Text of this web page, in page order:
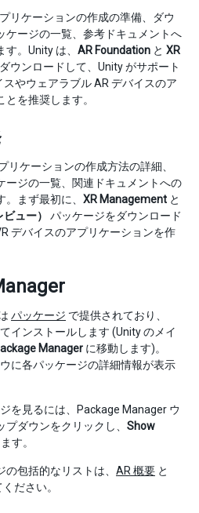
リケーションの作成の準備、ダウ
ケージの一覧、参考ドキュメントへ
。Unity は、 AR Foundation と XR
ウンロードして、Unity がサポート
やウェアラブル AR デバイスのア
を推奨します。
リケーションの作成方法の詳細、
ージの一覧、関連ドキュメントへの
まず最初に、 XR Management と
ビュー）
パッケージをダウンロード
デバイスのアプリケーションを作
パッケージ で提供されており、
インストールします (Unity のメイ
Manager に移動します)。
に各パッケージの詳細情報が表示
を見るには、Package Manager ウ
プダウンをクリックし、 Show
す。
包括的なリストは、 AR 概要 と
ださい。